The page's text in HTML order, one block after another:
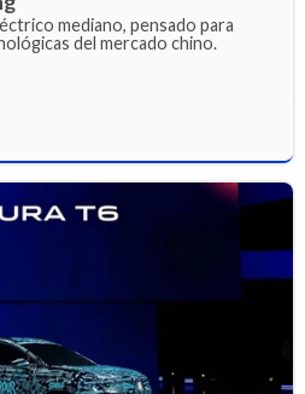
mediano, pensado para
del mercado chino.